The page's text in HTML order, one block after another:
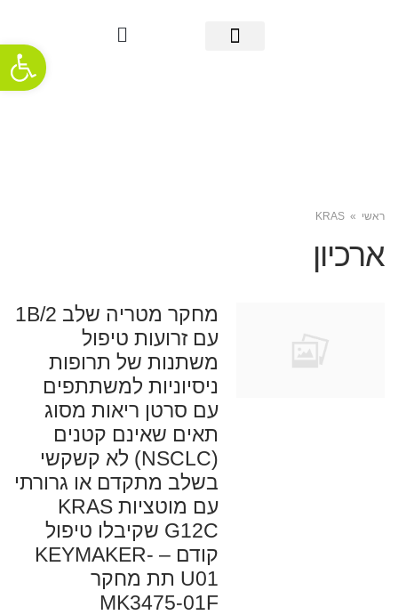
פתח
ראשי »
KRAS
ארכיון
מחקר מטריה שלב 1B/2
עם זרועות טיפול
משתנות של תרופות
ניסיוניות למשתתפים
עם סרטן ריאות מסוג
תאים שאינם קטנים
(NSCLC) לא קשקשי
בשלב מתקדם או גרורתי
עם מוטציות KRAS
G12C שקיבלו טיפול
קודם – KEYMAKER-
U01 תת מחקר
MK3475-01F